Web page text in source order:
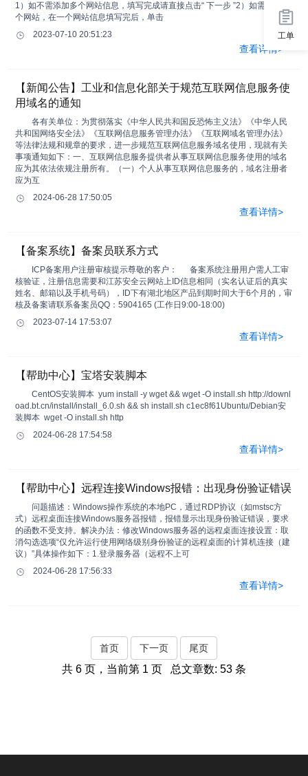
1）如不需添加多个网站信息，填写完成请直接点击“ 下一步 ”2）如需添加多
个网站，在一个网站信息填写完后，单击
2023-07-10 20:51:23
查看详情>
【新闻公告】工业和信息化部关于规范互联网信息服务使
用域名的通知
各有关单位：为贯彻落实《中华人民共和国反恐怖主义法》《中华人民
共和国网络安全法》《互联网信息服务管理办法》《互联网域名管理办法》
等法律法规和规章的要求，进一步规范互联网信息服务域名使用，现就有关
事项通知如下：一、互联网信息服务提供者从事互联网信息服务使用的域名
应为其依法依规注册所有。（一）个人从事互联网信息服务的，域名注册者
应为互
2024-06-28 17:50:05
查看详情>
【备案系统】备案员联系方式
ICP备案用户注册审核提示尊敬的客户： 备案系统注册用户需人工审
核验证，注册信息需要和江苏安全云网站上ID信息相同（实名认证后的真实
姓名、邮箱以及手机号码），ID下有湖北地区产品到期时间大于6个月的，审
核及备案请联系备案员QQ：5904165 (工作日9:00-18:00)
2023-07-14 17:53:07
查看详情>
【帮助中心】宝塔安装脚本
CentOS安装脚本 yum install -y wget && wget -O install.sh http://downl
oad.bt.cn/install/install_6.0.sh && sh install.sh c1ec8f61Ubuntu/Debian安
装脚本 wget -O install.sh http
2024-06-28 17:54:58
查看详情>
【帮助中心】远程连接Windows报错：出现身份验证错误
问题描述：Windows操作系统的本地PC，通过RDP协议（如mstsc方
式）远程桌面连接Windows服务器报错，报错显示出现身份验证错误，要求
的函数不受支持。解决办法：修改Windows服务器的远程桌面连接设置：取
消勾选选项“仅允许运行使用网络级别身份验证的远程桌面的计算机连接（建
议）”具体操作如下：1.登录服务器（远程不上可
2024-06-28 17:56:33
查看详情>
首页 下一页 尾页
共 6 页，当前第 1 页 总文章数: 53 条
工单